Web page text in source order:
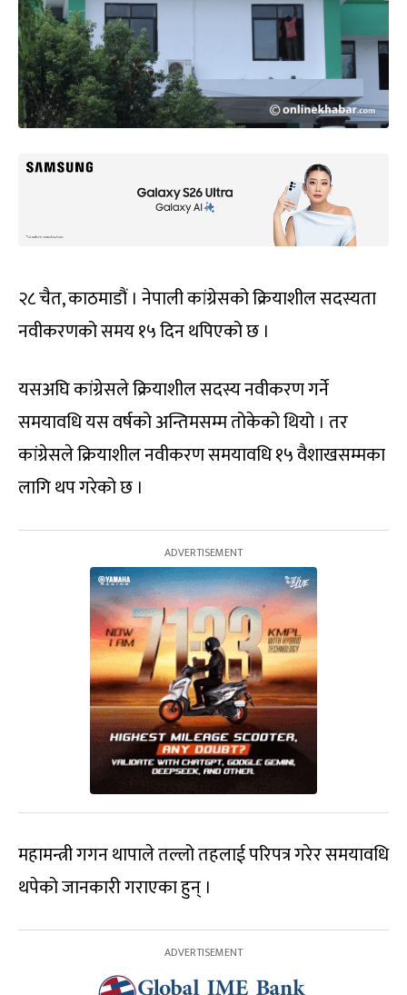
२८ चैत, काठमाडौं । नेपाली कांग्रेसको क्रियाशील सदस्यता
नवीकरणको समय १५ दिन थपिएको छ ।
यसअघि कांग्रेसले क्रियाशील सदस्य नवीकरण गर्ने
समयावधि यस वर्षको अन्तिमसम्म तोकेको थियो । तर
कांग्रेसले क्रियाशील नवीकरण समयावधि १५ वैशाखसम्मका
लागि थप गरेको छ ।
महामन्त्री गगन थापाले तल्लो तहलाई परिपत्र गरेर समयावधि
थपेको जानकारी गराएका हुन् ।